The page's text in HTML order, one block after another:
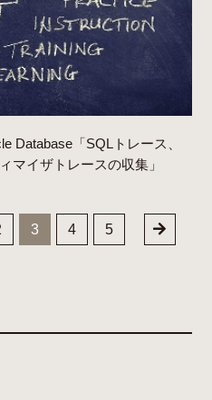
Database「SQLトレース、
マイザトレースの収集」
3 4 5